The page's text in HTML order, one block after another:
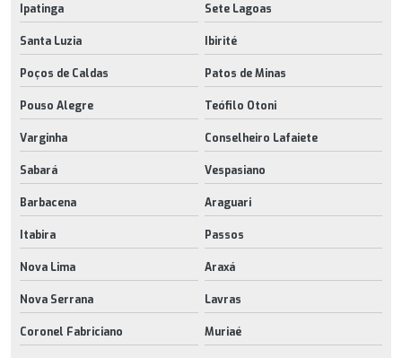
Ipatinga Sete Lagoas
Santa Luzia Ibirité
Poços de Caldas Patos de Minas
Pouso Alegre Teófilo Otoni
Varginha Conselheiro Lafaiete
Sabará Vespasiano
Barbacena Araguari
Itabira Passos
Nova Lima Araxá
Nova Serrana Lavras
Coronel Fabriciano Muriaé